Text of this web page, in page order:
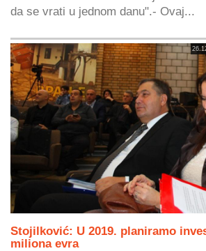
da se vrati u jednom danu".- Ovaj...
Stojilković: U 2019. planiramo
miliona evra